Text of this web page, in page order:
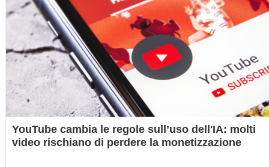
YouTube cambia le regole sull’uso dell'IA: molti
video rischiano di perdere la monetizzazione